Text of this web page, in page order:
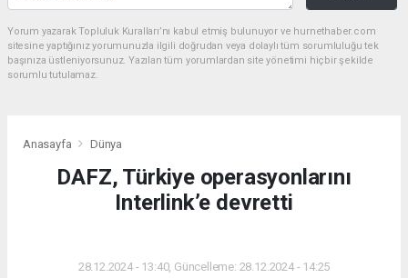
Yorum yazarak Topluluk Kuralları’nı kabul etmiş bulunuyor ve hurnethaber.com
sitesine yaptığınız yorumunuzla ilgili doğrudan veya dolaylı tüm sorumluluğu tek
başınıza üstleniyorsunuz. Yazılan tüm yorumlardan site yönetimi hiçbir şekilde
sorumlu tutulamaz.
Anasayfa Dünya
DAFZ, Türkiye operasyonlarını
Interlink’e devretti
28.12.2024 - 13:40, Güncelleme: 28.12.2024 - 14:25